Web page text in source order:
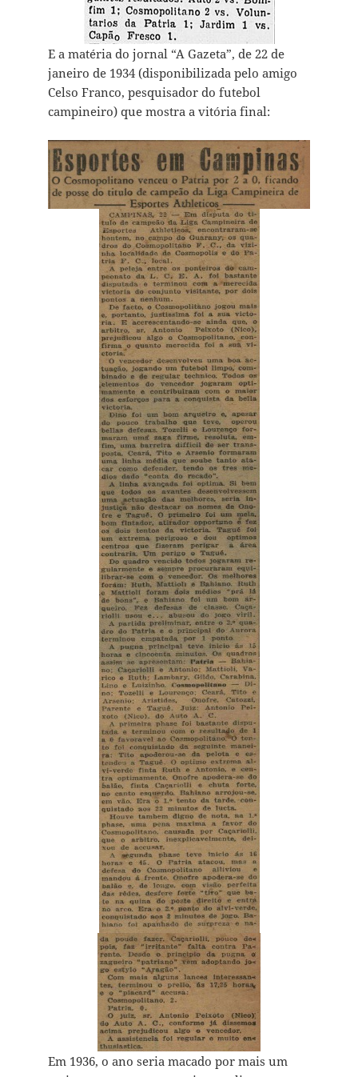
E a matéria do jornal “A Gazeta”, de 22 de
janeiro de 1934 (disponibilizada pelo amigo
Celso Franco, pesquisador do futebol
campineiro) que mostra a vitória final:
Em 1936, o ano seria macado por mais um